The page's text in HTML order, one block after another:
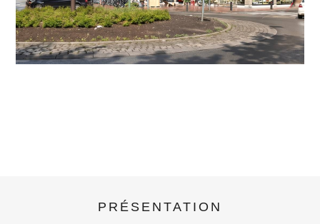
PRÉSENTATION